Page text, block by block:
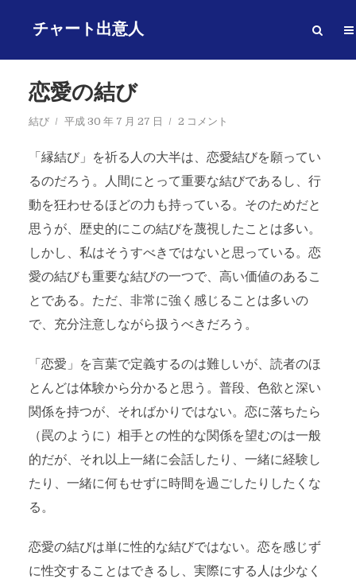
チャート出意人
恋愛の結び
結び 平成 30 年 7 月 27 日 2 コメント
「縁結び」を祈る人の大半は、恋愛結びを願ってい
るのだろう。人間にとって重要な結びであるし、行
動を狂わせるほどの力も持っている。そのためだと
思うが、歴史的にこの結びを蔑視したことは多い。
しかし、私はそうすべきではないと思っている。恋
愛の結びも重要な結びの一つで、高い価値のあるこ
とである。ただ、非常に強く感じることは多いの
で、充分注意しながら扱うべきだろう。
「恋愛」を言葉で定義するのは難しいが、読者のほ
とんどは体験から分かると思う。普段、色欲と深い
関係を持つが、そればかりではない。恋に落ちたら
（罠のように）相手との性的な関係を望むのは一般
的だが、それ以上一緒に会話したり、一緒に経験し
たり、一緒に何もせずに時間を過ごしたりしたくな
る。
恋愛の結びは単に性的な結びではない。恋を感じず
に性交することはできるし、実際にする人は少なく